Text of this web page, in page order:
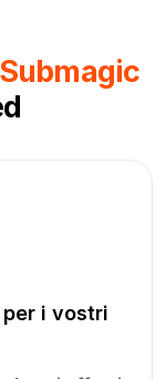
Submagic
i vostri